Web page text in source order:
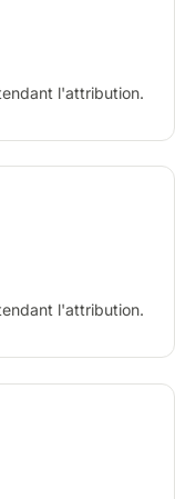
l'attribution.
l'attribution.